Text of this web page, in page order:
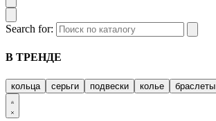
Search for:
В ТРЕНДЕ
кольца серьги подвески колье браслеты